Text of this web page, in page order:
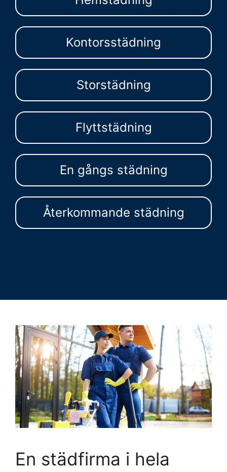
Kontorsstädning
Storstädning
Flyttstädning
En gångs städning
Återkommande städning
En städfirma i hela